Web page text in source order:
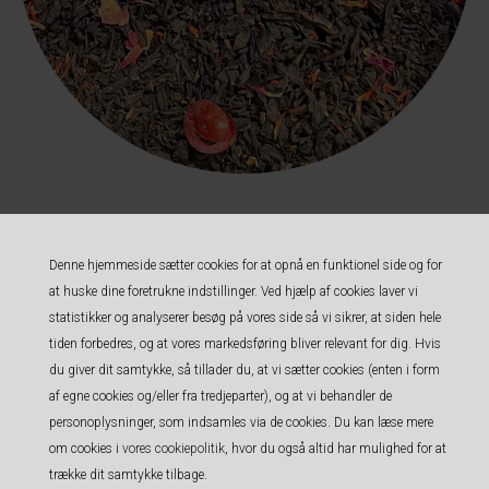
Denne hjemmeside sætter cookies for at opnå en funktionel side og for
at huske dine foretrukne indstillinger. Ved hjælp af cookies laver vi
statistikker og analyserer besøg på vores side så vi sikrer, at siden hele
tiden forbedres, og at vores markedsføring bliver relevant for dig. Hvis
du giver dit samtykke, så tillader du, at vi sætter cookies (enten i form
af egne cookies og/eller fra tredjeparter), og at vi behandler de
personoplysninger, som indsamles via de cookies. Du kan læse mere
om cookies i vores cookiepolitik, hvor du også altid har mulighed for at
trække dit samtykke tilbage.
Varenummer: 7283
Kærligheds te er en te vi selv blander. Her bruger vi en cremet sort jordbær te som
base, og tilføjer tranebær og rosenblade. Dette giver en cremet kop te, hvor
jordbærrene giver en dejlig sødme, mens tranebærrene bidrager med syrlighed.
Ingredienser: sort te, frysetørrede jordbærstykker (1%), tranebær, rosenblade,
saflorblomst, og/eller morgenfrueblomst og aroma.